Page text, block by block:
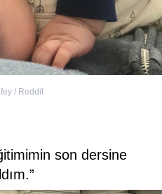
/ Reddit
son dersine